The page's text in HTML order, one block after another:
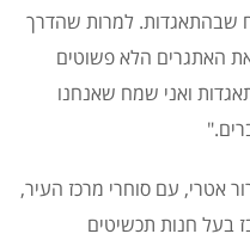
שבהתאגדות. למרות שהדרך
האתגרים הלא פשוטים
ואני שמח שאנחנו
אטרי, עם סוחרי מרכז העיר,
בעל חנות תכשיטים